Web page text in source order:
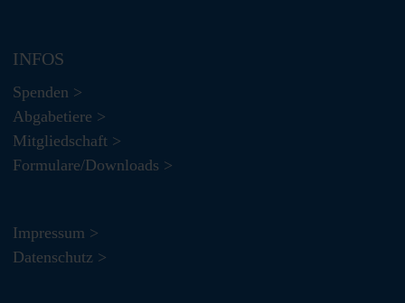
INFOS
Spenden >
Abgabetiere >
Mitgliedschaft >
Formulare/Downloads >
Impressum >
Datenschutz >